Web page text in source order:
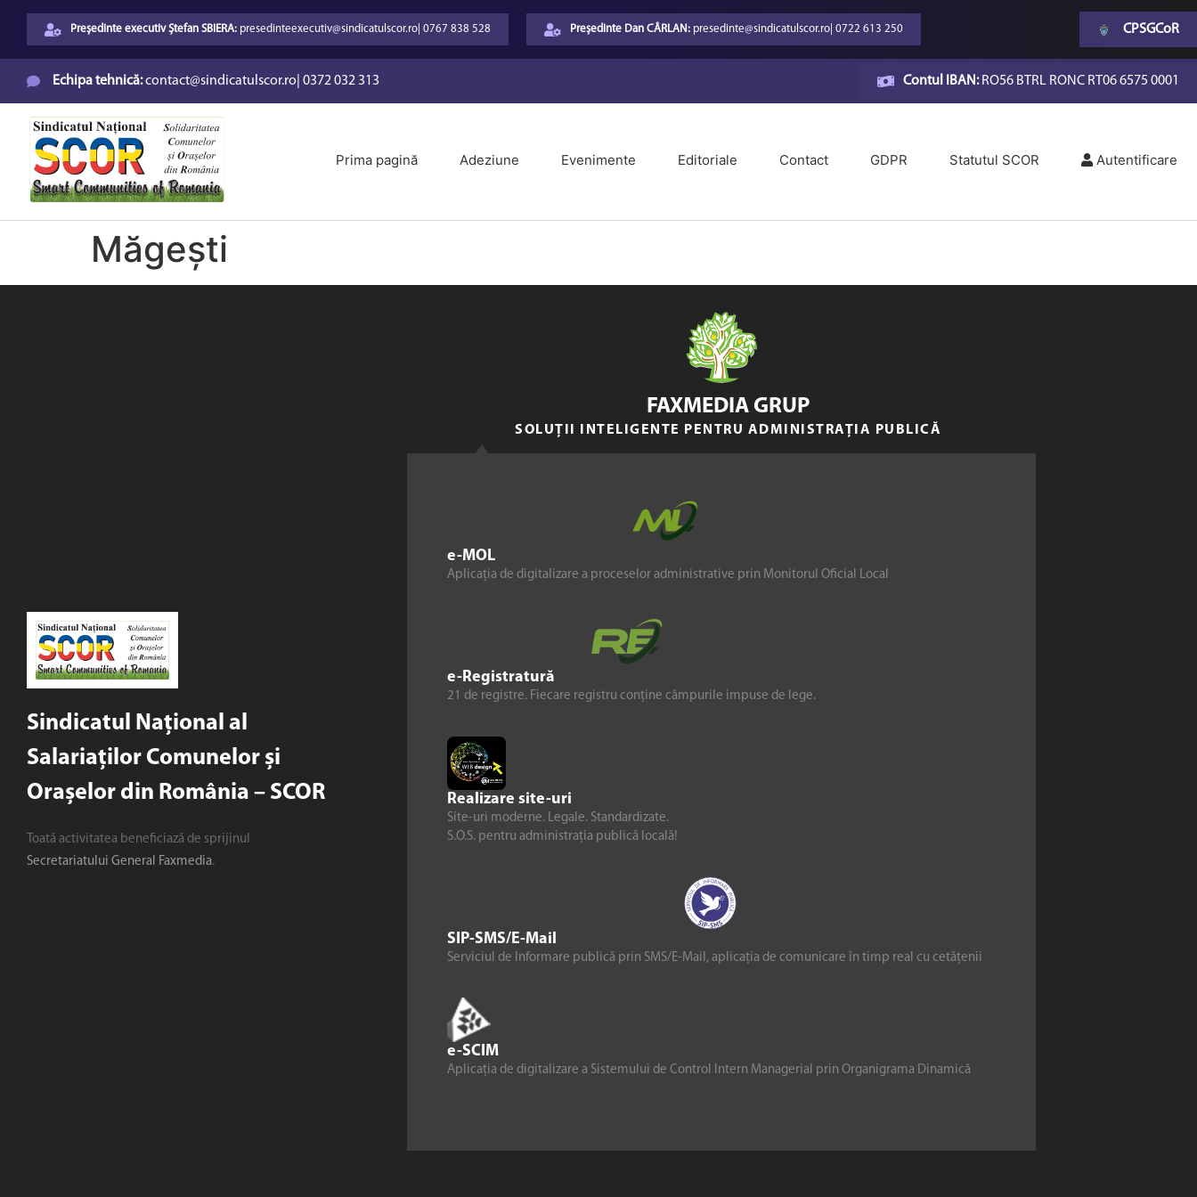
Președinte executiv Ștefan SBIERA:presedinteexecutiv@sindicatulscor.ro| 0767 838 528 Președinte Dan CÂRLAN:presedinte@sindicatulscor.ro| 0722 613 250 CPSGCoR
Echipa tehnică:contact@sindicatulscor.ro 0372 032 313 Contul IBAN:RO56 BTRL RONC RT06 6575 0001
Prima pagină Adeziune Evenimente Editoriale Contact GDPR Statutul SCOR Autentificare
Măgești
Sindicatul Național al
Salariaților Comunelor și
Orașelor din România – SCOR
Toată activitatea beneficiază de sprijinul
Secretariatului General Faxmedia.
e-MOL
Aplicația de digitalizare a proceselor administrative prin Monitorul Oficial Local
e-Registratură
21 de registre. Fiecare registru conține câmpurile impuse de lege.
Realizare site-uri
Site-uri moderne. Legale. Standardizate.
S.O.S. pentru administrația publică locală!
SIP-SMS/E-Mail
Serviciul de Informare publică prin SMS/E-Mail, aplicația de comunicare în timp real cu cetățenii
e-SCIM
Aplicația de digitalizare a Sistemului de Control Intern Managerial prin Organigrama Dinamică
FAXMEDIA GRUP
SOLUȚII INTELIGENTE PENTRU ADMINISTRAȚIA PUBLICĂ